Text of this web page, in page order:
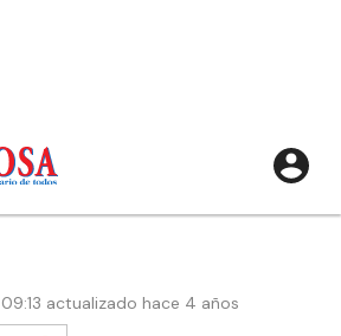
actualizado hace 4 años